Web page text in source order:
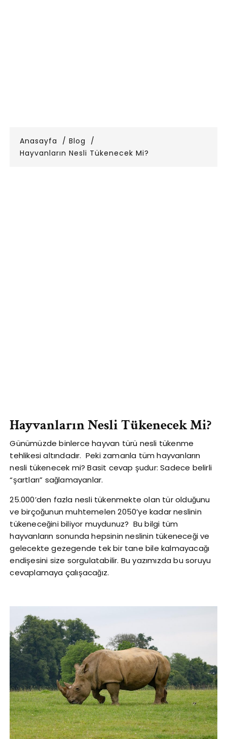
Anasayfa
Blog
Hayvanların Nesli Tükenecek Mi?
Hayvanların Nesli Tükenecek Mi?
Günümüzde binlerce hayvan türü nesli tükenme
tehlikesi altındadır. Peki zamanla tüm hayvanların
nesli tükenecek mi? Basit cevap şudur: Sadece belirli
“şartları” sağlamayanlar.
25.000’den fazla nesli tükenmekte olan tür olduğunu
ve birçoğunun muhtemelen 2050’ye kadar neslinin
tükeneceğini biliyor muydunuz? Bu bilgi tüm
hayvanların sonunda hepsinin neslinin tükeneceği ve
gelecekte gezegende tek bir tane bile kalmayacağı
endişesini size sorgulatabilir. Bu yazımızda bu soruyu
cevaplamaya çalışacağız.